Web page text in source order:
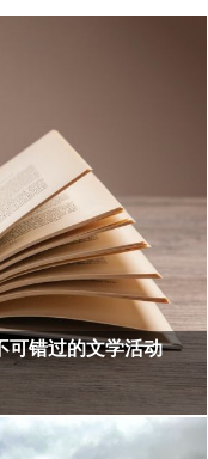
错过的文学活动